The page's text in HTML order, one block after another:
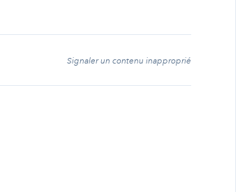
Signaler un contenu inapproprié